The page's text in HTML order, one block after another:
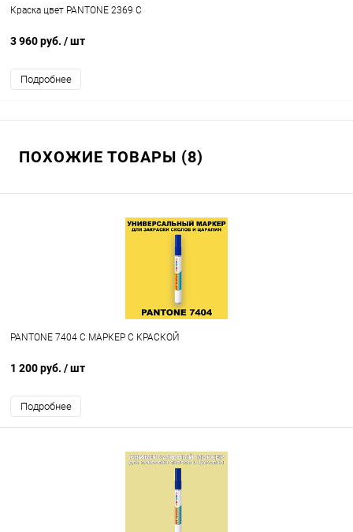
Краска цвет PANTONE 2369 C
3 960 руб. / шт
Подробнее
ПОХОЖИЕ ТОВАРЫ (8)
PANTONE 7404 C МАРКЕР С КРАСКОЙ
1 200 руб. / шт
Подробнее